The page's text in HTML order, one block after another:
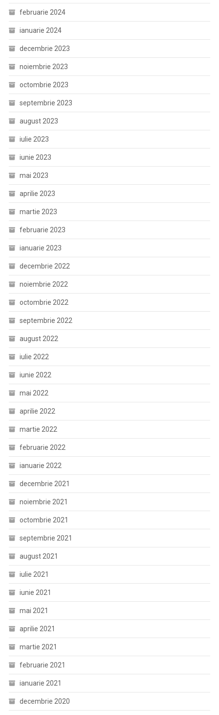
februarie 2024
ianuarie 2024
decembrie 2023
noiembrie 2023
octombrie 2023
septembrie 2023
august 2023
iulie 2023
iunie 2023
mai 2023
aprilie 2023
martie 2023
februarie 2023
ianuarie 2023
decembrie 2022
noiembrie 2022
octombrie 2022
septembrie 2022
august 2022
iulie 2022
iunie 2022
mai 2022
aprilie 2022
martie 2022
februarie 2022
ianuarie 2022
decembrie 2021
noiembrie 2021
octombrie 2021
septembrie 2021
august 2021
iulie 2021
iunie 2021
mai 2021
aprilie 2021
martie 2021
februarie 2021
ianuarie 2021
decembrie 2020